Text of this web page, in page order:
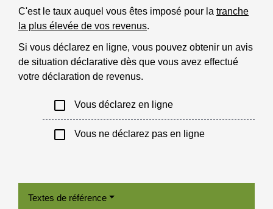
C'est le taux auquel vous êtes imposé pour la tranche
la plus élevée de vos revenus.
Si vous déclarez en ligne, vous pouvez obtenir un avis
de situation déclarative dès que vous avez effectué
votre déclaration de revenus.
check_box_outline_blank Vous déclarez en ligne
check_box_outline_blank Vous ne déclarez pas en ligne
Textes de référence